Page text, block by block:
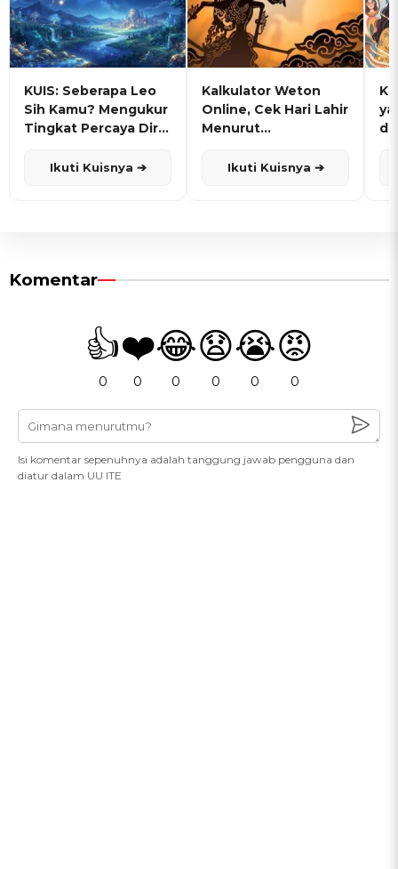
KUIS: Seberapa Leo
Sih Kamu? Mengukur
Tingkat Percaya Diri
Ikuti Kuisnya ➔
Kalkulator Weton
Online, Cek Hari Lahir
Menurut
Ikuti Kuisnya ➔
Komentar
👍
0
❤️
0
😂
0
😧
0
😭
0
😡
0
Isi komentar sepenuhnya adalah tanggung jawab pengguna dan
diatur dalam UU ITE